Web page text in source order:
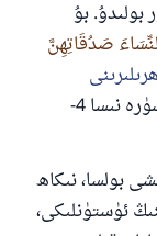
بولىدۇ. بۇ
صَدُقَاتِهِنَّ
[سۈرە نىسا 4-
بولسا، نىكاھ
ئۈستۈنلىكى،